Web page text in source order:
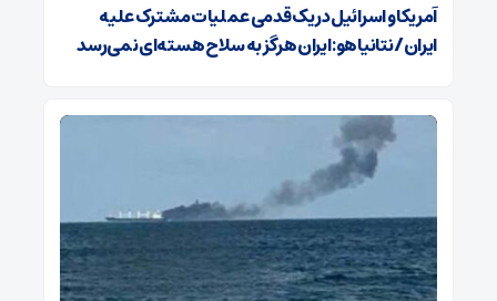
آمریکا و اسرائیل در یک قدمی عملیات مشترک علیه
ایران/ نتانیاهو: ایران هرگز به سلاح هسته‌ای نمی‌رسد